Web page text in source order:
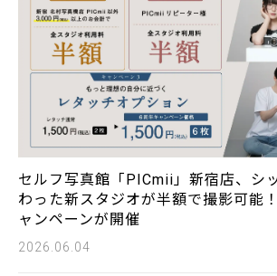
セルフ写真館「PICmii」新宿店、シ
わった新スタジオが半額で撮影可能
ャンペーンが開催
2026.06.04